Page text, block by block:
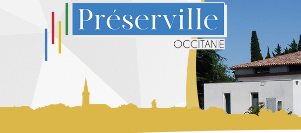
Site officiel